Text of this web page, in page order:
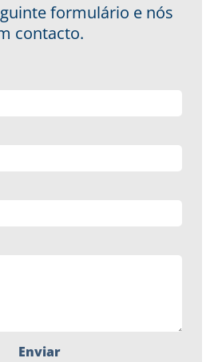
formulário e nós
contacto.
Enviar